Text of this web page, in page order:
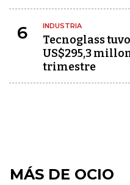
6 INDUSTRIA
Tecnoglass
US$295,3
trimestre
MÁS DE OCIO